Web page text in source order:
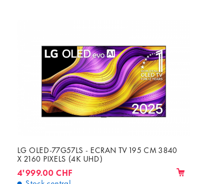
LG OLED-77G57LS - ECRAN TV 195 CM 3840
X 2160 PIXELS (4K UHD)
4'999.00 CHF